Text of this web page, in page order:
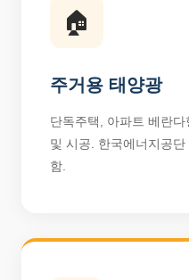
🏠
주거용 태양광
단독주택, 아파트 베란
및 시공. 한국에너지공
함.